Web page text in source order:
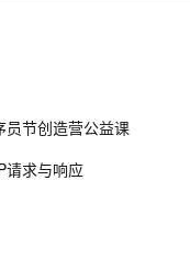
作
Runnable实
节创造营公益课
请求与响应